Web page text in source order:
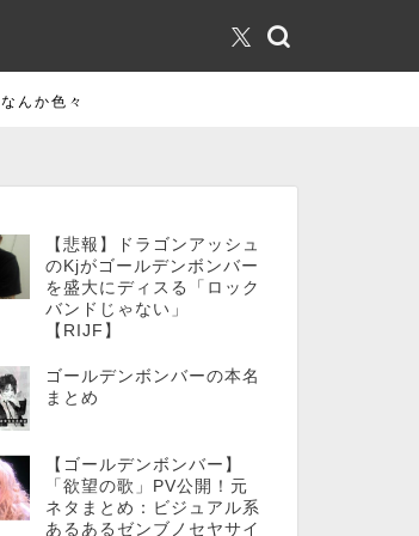
なんか色々
【悲報】ドラゴンアッシュ
のKjがゴールデンボンバー
を盛大にディスる「ロック
バンドじゃない」
【RIJF】
ゴールデンボンバーの本名
まとめ
【ゴールデンボンバー】
「欲望の歌」PV公開！元
ネタまとめ：ビジュアル系
あるあるゼンブノセヤサイ